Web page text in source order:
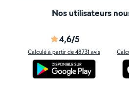
Nos utilisateurs
4,6/5
Calculé à partir de 48731 avis